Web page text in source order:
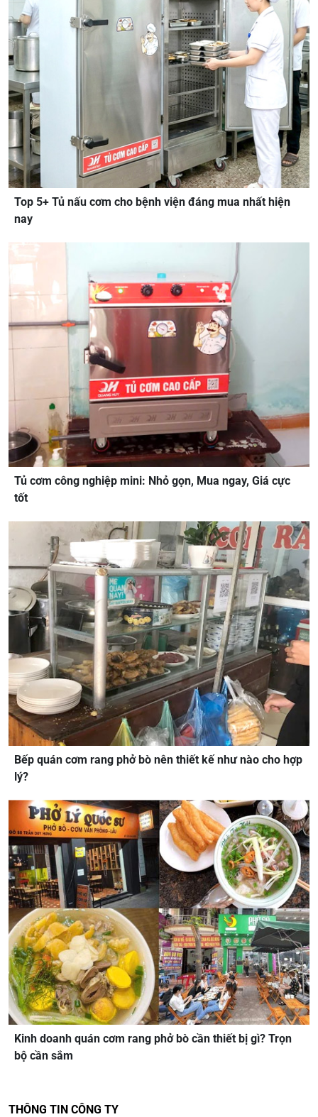
Top 5+ Tủ nấu cơm cho bệnh viện đáng mua nhất hiện
nay
Tủ cơm công nghiệp mini: Nhỏ gọn, Mua ngay, Giá cực
tốt
Bếp quán cơm rang phở bò nên thiết kế như nào cho hợp
lý?
Kinh doanh quán cơm rang phở bò cần thiết bị gì? Trọn
bộ cần sắm
THÔNG TIN CÔNG TY